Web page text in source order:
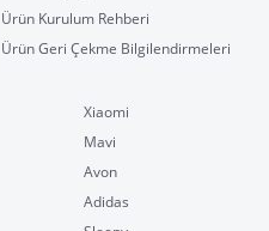
Ürün Kurulum Rehberi
Ürün Geri Çekme Bilgilendirmeleri
Xiaomi
Mavi
Avon
Adidas